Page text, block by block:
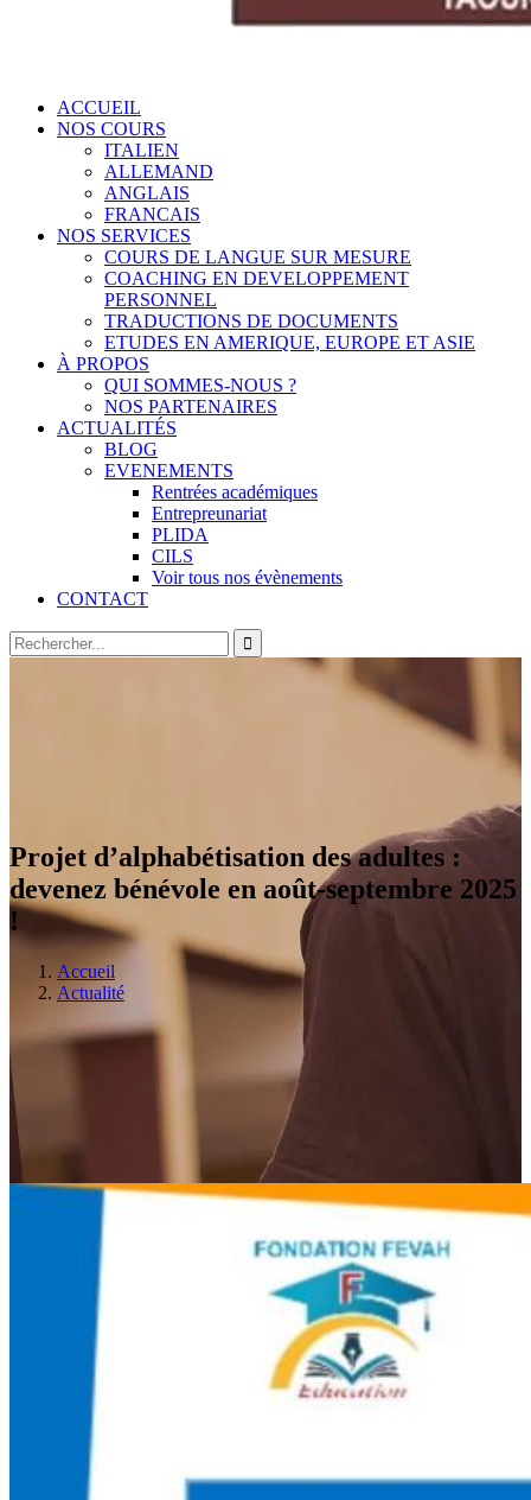
ACCUEIL
NOS COURS
ITALIEN
ALLEMAND
ANGLAIS
FRANCAIS
NOS SERVICES
COURS DE LANGUE SUR MESURE
COACHING EN DEVELOPPEMENT
PERSONNEL
TRADUCTIONS DE DOCUMENTS
ETUDES EN AMERIQUE, EUROPE ET ASIE
À PROPOS
QUI SOMMES-NOUS ?
NOS PARTENAIRES
ACTUALITÉS
BLOG
EVENEMENTS
Rentrées académiques
Entrepreunariat
PLIDA
CILS
Voir tous nos évènements
CONTACT
Projet d’alphabétisation des adultes :
devenez bénévole en août-septembre 2025
!
Accueil
Actualité